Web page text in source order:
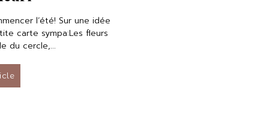
l’été! Sur une idée
carte sympa:Les fleurs
du cercle,...